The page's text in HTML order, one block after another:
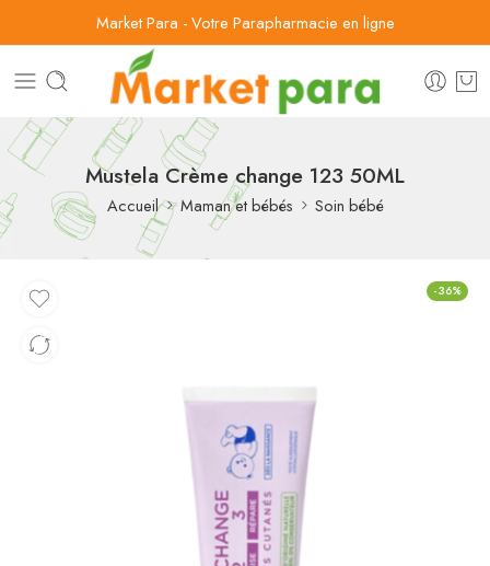
Market Para - Votre Parapharmacie en ligne
Mustela Crème change 123 50ML
Accueil Maman et bébés Soin bébé
-36%